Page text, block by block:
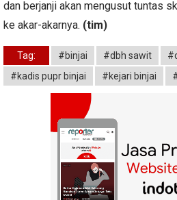
dan berjanji akan mengusut tuntas
ke akar-akarnya. (tim)
Tag: #binjai #dbh sawit
#kadis pupr binjai
#kejari binjai